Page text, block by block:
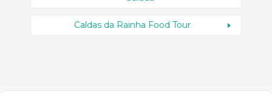
Caldas da Rainha Food Tour